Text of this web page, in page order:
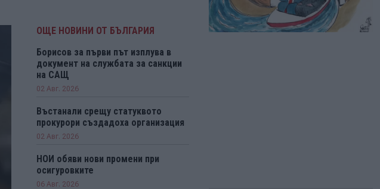
ОЩЕ НОВИНИ ОТ БЪЛГАРИЯ
Борисов за първи път изплува в
документ на службата за санкции
на САЩ
02 Авг. 2026
Въстанали срещу статуквото
прокурори създадоха организация
02 Авг. 2026
НОИ обяви нови промени при
осигуровките
06 Авг. 2026